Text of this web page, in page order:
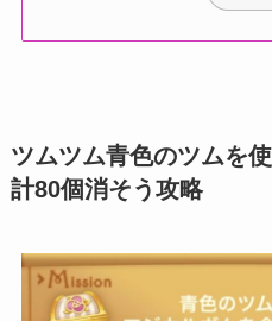
ツムツム青色のツムを
計80個消そう攻略